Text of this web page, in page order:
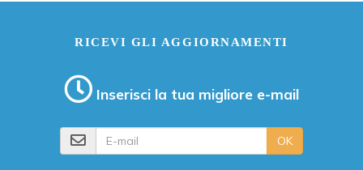
RICEVI GLI AGGIORNAMENTI
Inserisci la tua migliore e-mail
OK